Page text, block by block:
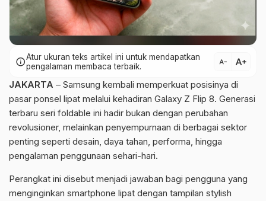
infoAtur ukuran teks artikel ini untuk mendapatkan
pengalaman membaca terbaik.
text_decrease text_increase
JAKARTA – Samsung kembali memperkuat posisinya di
pasar ponsel lipat melalui kehadiran Galaxy Z Flip 8. Generasi
terbaru seri foldable ini hadir bukan dengan perubahan
revolusioner, melainkan penyempurnaan di berbagai sektor
penting seperti desain, daya tahan, performa, hingga
pengalaman penggunaan sehari-hari.
Perangkat ini disebut menjadi jawaban bagi pengguna yang
menginginkan smartphone lipat dengan tampilan stylish